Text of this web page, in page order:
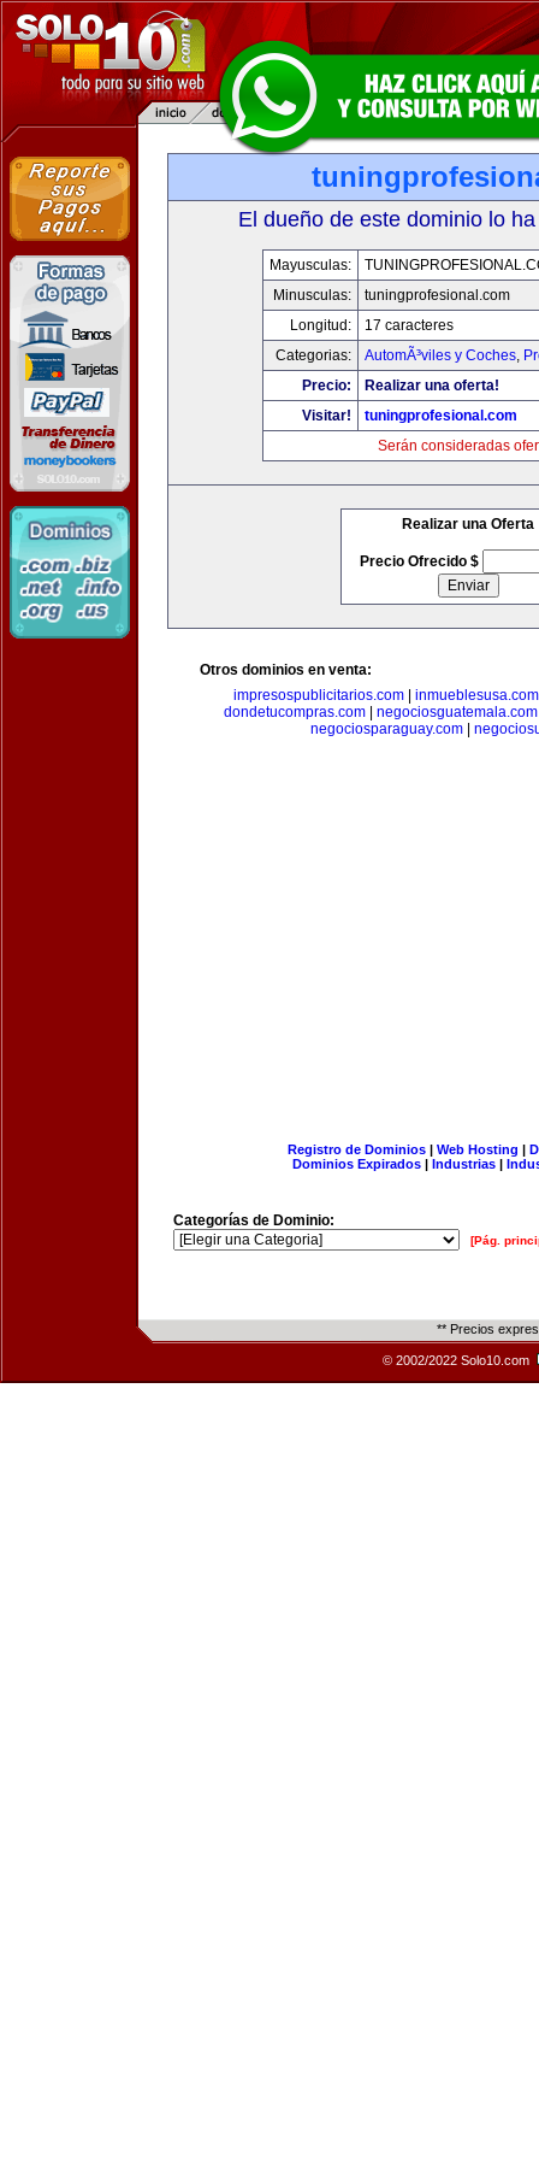
El dueño de este dominio lo
Mayusculas:
Minusculas:
tuningprofesional.com
Longitud:
17 caracteres
Categorias:
AutomÃ³viles y Coches,
Precio:
Realizar una oferta!
Visitar!
tuningprofesional.com
Serán consideradas
Realizar una Oferta
Precio Ofrecido $
Otros dominios en venta:
impresospublicitarios.com
inmueblesusa.com
dondetucompras.com| negociosguatemala.com
negociosparaguay.com
Registro de Dominios| Web Hosting |
Dominios Expirados | Industrias |
Categorías de Dominio:
[Pág.
** Precios
© 2002/2022 Solo10.com